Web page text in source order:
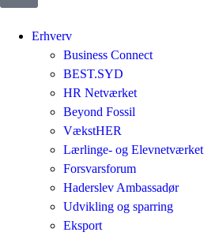
Erhverv
Business Connect
BEST.SYD
HR Netværket
Beyond Fossil
VækstHER
Lærlinge- og Elevnetværket
Forsvarsforum
Haderslev Ambassadør
Udvikling og sparring
Eksport